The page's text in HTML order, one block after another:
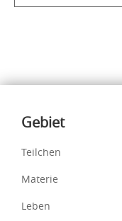
Inhalte
Gebiet
Teilchen
Materie
Leben